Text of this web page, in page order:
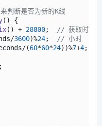
判断是否为新的K线
( ) {
() + 28800;
// 获取时间戳
3600)%24;
// 小时
(60*60*24))%7+4;
;